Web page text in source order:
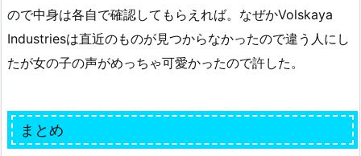
ので中身は各自で確認してもらえれば。なぜかVolskaya
Industriesは直近のものが見つからなかったので違う人にし
たが女の子の声がめっちゃ可愛かったので許した。
まとめ